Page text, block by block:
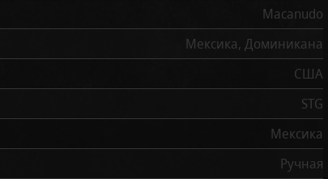
Macanudo
Мексика, Доминикана
США
STG
Мексика
Ручная